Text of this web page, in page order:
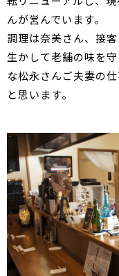
んが営んでいます。
調理は奈美さん、接
生かして老舗の味を
な松永さんご夫妻の
と思います。